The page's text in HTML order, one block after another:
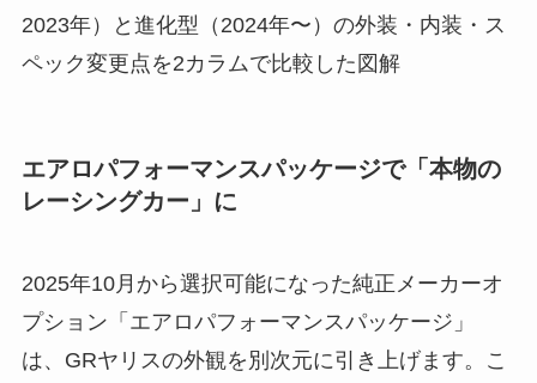
2023年）と進化型（2024年〜）の外装・内装・ス
ペック変更点を2カラムで比較した図解
エアロパフォーマンスパッケージで「本物の
レーシングカー」に
2025年10月から選択可能になった純正メーカーオ
プション「エアロパフォーマンスパッケージ」
は、GRヤリスの外観を別次元に引き上げます。こ